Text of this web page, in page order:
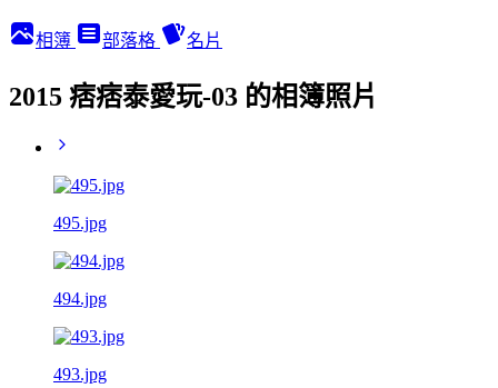
相簿 部落格 名片
2015 痞痞泰愛玩-03 的相簿照片
495.jpg
494.jpg
493.jpg